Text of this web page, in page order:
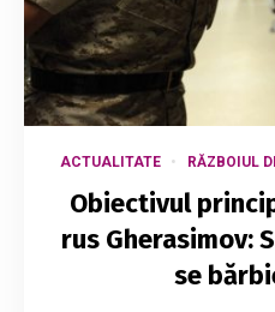
ACTUALITATE RĂZBOIUL
Obiectivul
rus Gherasimov:
se